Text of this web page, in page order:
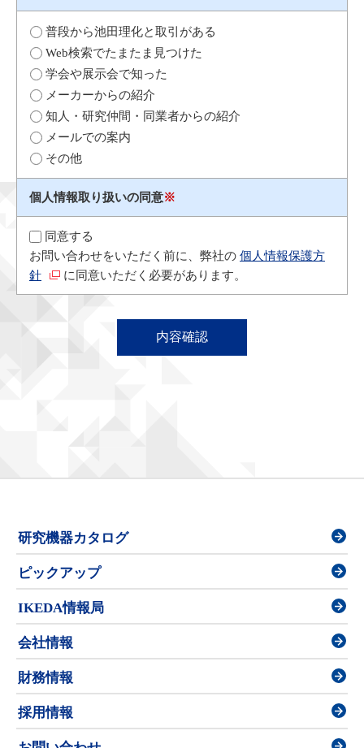
普段から池田理化と取引がある
Web検索でたまたま見つけた
学会や展示会で知った
メーカーからの紹介
知人・研究仲間・同業者からの紹介
メールでの案内
その他
個人情報取り扱いの同意※
同意する
お問い合わせをいただく前に、弊社の 個人情報保護方
針
に同意いただく必要があります。
研究機器カタログ
ピックアップ
IKEDA情報局
会社情報
財務情報
採用情報